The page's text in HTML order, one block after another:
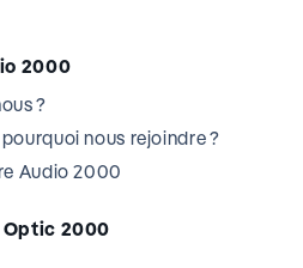
2000
?
nous rejoindre ?
Audio 2000
Optic 2000